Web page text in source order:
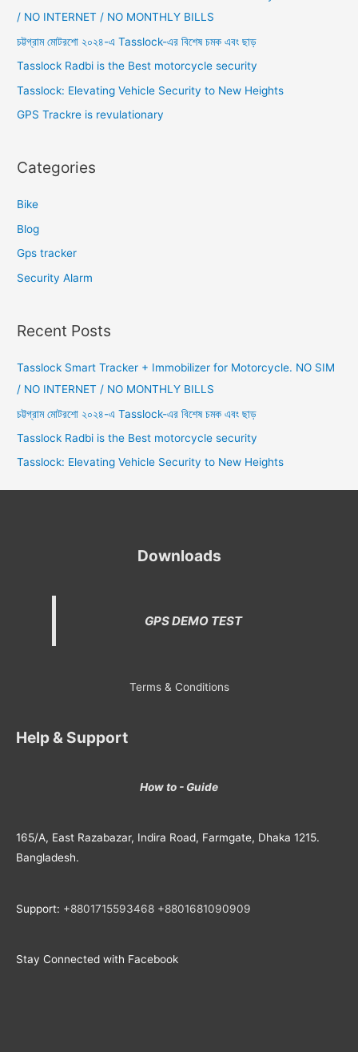
h
:
/ NO INTERNET / NO MONTHLY BILLS
চট্টগ্রাম মোটরশো ২০২৪-এ Tasslock-এর বিশেষ চমক এবং ছাড়
Tasslock Radbi is the Best motorcycle security
Tasslock: Elevating Vehicle Security to New Heights
GPS Trackre is revulationary
Categories
Bike
Blog
Gps tracker
Security Alarm
Recent Posts
Tasslock Smart Tracker + Immobilizer for Motorcycle. NO SIM
/ NO INTERNET / NO MONTHLY BILLS
চট্টগ্রাম মোটরশো ২০২৪-এ Tasslock-এর বিশেষ চমক এবং ছাড়
Tasslock Radbi is the Best motorcycle security
Tasslock: Elevating Vehicle Security to New Heights
Downloads
GPS DEMO TEST
Terms & Conditions
Help & Support
How to - Guide
165/A, East Razabazar, Indira Road, Farmgate, Dhaka 1215.
Bangladesh.
Support: +8801715593468 +8801681090909
Stay Connected with Facebook